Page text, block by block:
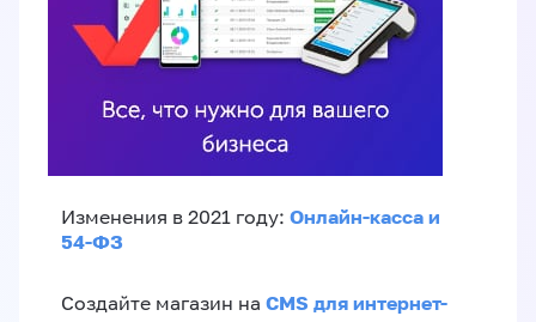
Изменения в 2021 году: Онлайн-касса и
54-ФЗ
Создайте магазин на CMS для интернет-